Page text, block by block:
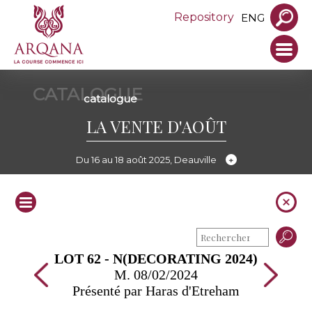
Repository ENG
CATALOGUE
catalogue
LA VENTE D'AOÛT
Du 16 au 18 août 2025, Deauville
LOT 62 - N(DECORATING 2024)
M. 08/02/2024
Présenté par Haras d'Etreham